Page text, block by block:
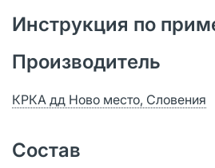
Инструкция по
Производитель
КРКА дд Ново место, Словения
Состав